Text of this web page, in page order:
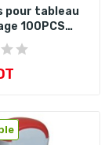
pour tableau
100PCS